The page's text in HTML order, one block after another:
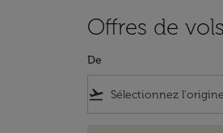
Offres de
De
flight_takeoff